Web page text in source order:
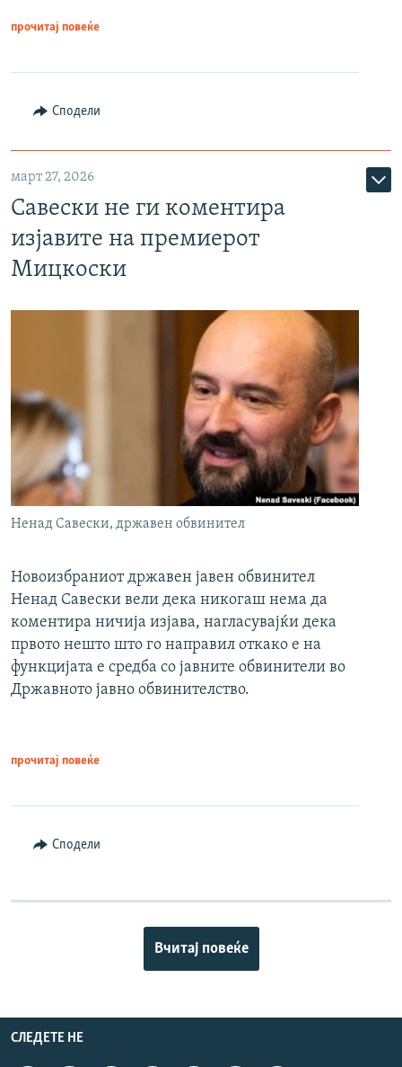
прочитај повеќе
Сподели
март 27, 2026
Савески не ги коментира
изјавите на премиерот
Мицкоски
Ненад Савески, државен обвинител
Новоизбраниот државен јавен обвинител
Ненад Савески вели дека никогаш нема да
коментира ничија изјава, нагласувајќи дека
првото нешто што го направил откако е на
функцијата е средба со јавните обвинители во
Државното јавно обвинителство.
прочитај повеќе
Сподели
Вчитај повеќе
СЛЕДЕТЕ НЕ